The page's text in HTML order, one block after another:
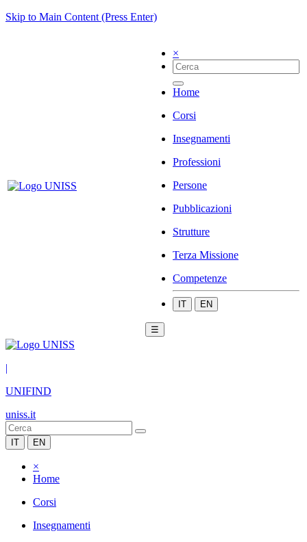
Skip to Main Content (Press Enter)
×
Home
Corsi
Insegnamenti
Professioni
Persone
Pubblicazioni
Strutture
Terza Missione
Competenze
IT EN
☰
|
UNIFIND
uniss.it
IT EN
×
Home
Corsi
Insegnamenti